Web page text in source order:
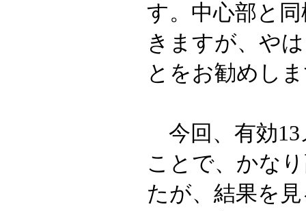
す。中心部と
きますが、や
とをお勧めし
今回、有効13
ことで、かな
たが、結果を